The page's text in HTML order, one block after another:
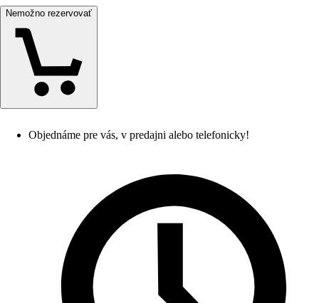
Nemožno rezervovať
Objednáme pre vás, v predajni alebo telefonicky!